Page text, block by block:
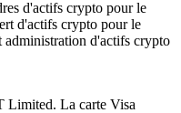
d'actifs crypto pour le
d'actifs crypto pour le
administration d'actifs crypto
Limited. La carte Visa